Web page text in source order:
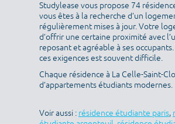
Studylease vous propose 74
vous êtes à la recherche d’un
régulièrement mises à jour. Votre
d’offrir une certaine proximité avec
reposant et agréable à ses
ces exigences est souvent difficile.
Chaque résidence à La Celle-Saint-
d’appartements étudiants modernes.
Voir aussi : résidence étudiante paris,